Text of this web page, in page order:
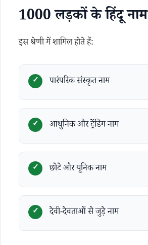
1000 लड़कों के हिंदू नाम
इस श्रेणी में शामिल होते हैं:
पारंपरिक संस्कृत नाम
आधुनिक और ट्रेंडिंग नाम
छोटे और यूनिक नाम
देवी-देवताओं से जुड़े नाम